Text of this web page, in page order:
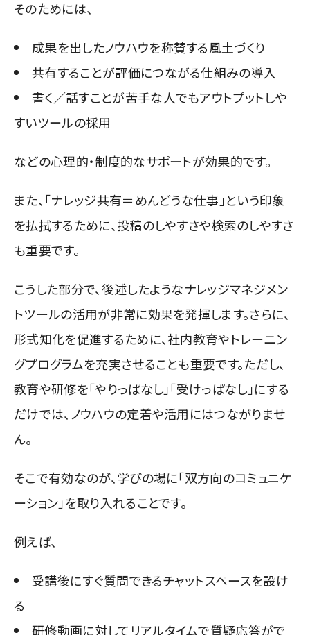
そのためには、
成果を出したノウハウを称賛する風土づくり
共有することが評価につながる仕組みの導入
書く／話すことが苦手な人でもアウトプットしや
すいツールの採用
などの心理的・制度的なサポートが効果的です。
また、「ナレッジ共有＝めんどうな仕事」という印象
を払拭するために、投稿のしやすさや検索のしやすさ
も重要です。
こうした部分で、後述したようなナレッジマネジメン
トツールの活用が非常に効果を発揮します。さらに、
形式知化を促進するために、社内教育やトレーニン
グプログラムを充実させることも重要です。ただし、
教育や研修を「やりっぱなし」「受けっぱなし」にする
だけでは、ノウハウの定着や活用にはつながりませ
ん。
そこで有効なのが、学びの場に「双方向のコミュニケ
ーション」を取り入れることです。
例えば、
受講後にすぐ質問できるチャットスペースを設け
る
研修動画に対してリアルタイムで質疑応答がで